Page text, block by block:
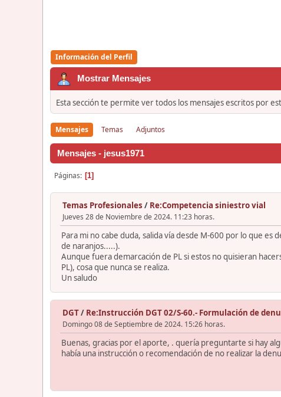
Información del Perfil
Mostrar Mensajes
Esta sección te permite ver todos los mensajes escritos por
Mensajes Temas Adjuntos
Mensajes - jesus1971
Páginas 1
Temas Profesionales / Re:Competencia siniestro vial
Jueves 28 de Noviembre de 2024. 11:23 horas.
Para mi no cabe duda, salida vía desde M-600 por lo que
de naranjos.....).
Aunque fuera demarcación de PL si estos no quisieran
PL), cosa que nunca se realiza.
Un saludo
DGT/ Re:Instrucción DGT 02/S-60.- Formulación de
Domingo 08 de Septiembre de 2024. 15:26 horas.
Buenas, gracias por el aporte, . quería preguntarte si hay
había una instrucción o recomendación de no realizar la